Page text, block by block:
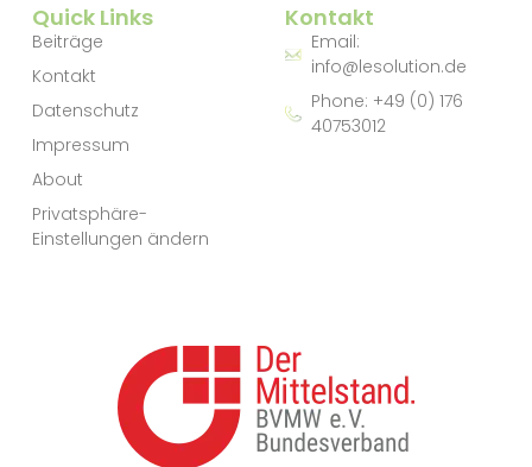
Quick Links
Beiträge
Kontakt
Datenschutz
Impressum
About
Privatsphäre-
Einstellungen ändern
Kontakt
Email:
info@lesolution.de
Phone: +49 (0) 176
40753012